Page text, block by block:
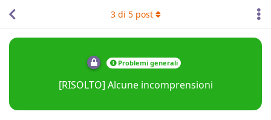
Problemi generali
[RISOLTO] Alcune incomprensioni
3di 5post